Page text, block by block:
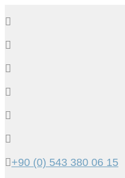
+90 (0) 543 380 06 15